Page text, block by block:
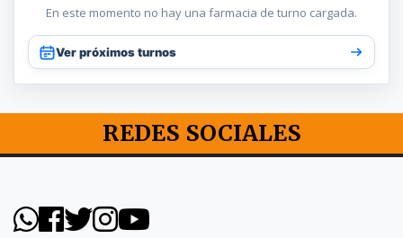
En este momento no hay una farmacia de turno cargada.
Ver próximos turnos
REDES SOCIALES